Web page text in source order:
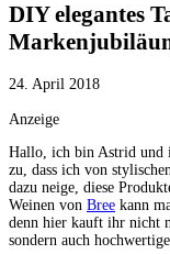
DIY elegantes
24. April 2018
Anzeige
Hallo, ich bin Astrid und
zu, dass ich von
dazu neige, diese
Weinen von Bree kann
denn hier kauft ihr nicht
sondern auch